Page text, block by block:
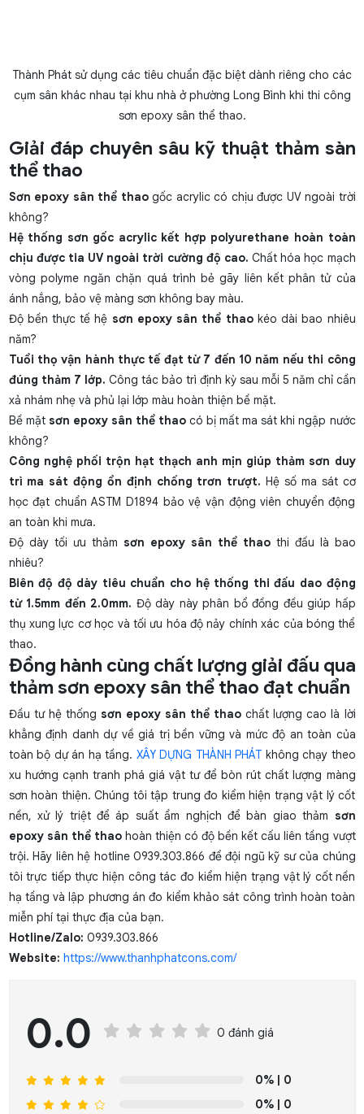
Thành Phát sử dụng các tiêu chuẩn đặc biệt dành riêng cho các
cụm sân khác nhau tại khu nhà ở phường Long Bình khi thi công
sơn epoxy sân thể thao.
Giải đáp chuyên sâu kỹ thuật thảm sàn
thể thao
Sơn epoxy sân thể thaogốc acrylic có chịu được UV ngoài trời
không?
Hệ thống sơn gốc acrylic kết hợp polyurethane hoàn toàn
chịu được tia UV ngoài trời cường độ cao. Chất hóa học mạch
vòng polyme ngăn chặn quá trình bẻ gãy liên kết phân tử của
ánh nắng, bảo vệ màng sơn không bay màu.
Độ bền thực tế hệ sơn epoxy sân thể thaokéo dài bao nhiêu
năm?
Tuổi thọ vận hành thực tế đạt từ 7 đến 10 năm nếu thi công
đúng thảm 7 lớp. Công tác bảo trì định kỳ sau mỗi 5 năm chỉ cần
xả nhám nhẹ và phủ lại lớp màu hoàn thiện bề mặt.
Bề mặt sơn epoxy sân thể thaocó bị mất ma sát khi ngập nước
không?
Công nghệ phối trộn hạt thạch anh mịn giúp thảm sơn duy
trì ma sát động ổn định chống trơn trượt. Hệ số ma sát cơ
học đạt chuẩn ASTM D1894 bảo vệ vận động viên chuyển động
an toàn khi mưa.
Độ dày tối ưu thảm sơn epoxy sân thể thaothi đấu là bao
nhiêu?
Biên độ độ dày tiêu chuẩn cho hệ thống thi đấu dao động
từ 1.5mm đến 2.0mm. Độ dày này phân bổ đồng đều giúp hấp
thụ xung lực cơ học và tối ưu hóa độ nảy chính xác của bóng thể
thao.
Đồng hành cùng chất lượng giải đấu qua
thảm sơn epoxy sân thể thao đạt chuẩn
Đầu tư hệ thống sơn epoxy sân thể thao chất lượng cao là lời
khẳng định danh dự về giá trị bền vững và mức độ an toàn của
toàn bộ dự án hạ tầng. XÂY DỰNG THÀNH PHÁT không chạy theo
xu hướng cạnh tranh phá giá vật tư để bòn rút chất lượng màng
sơn hoàn thiện. Chúng tôi tập trung đo kiểm hiện trạng vật lý cốt
nền, xử lý triệt để áp suất ẩm nghịch để bàn giao thảm sơn
epoxy sân thể thaohoàn thiện có độ bền kết cấu liên tầng vượt
trội. Hãy liên hệ hotline 0939.303.866 để đội ngũ kỹ sư của chúng
tôi trực tiếp thực hiện công tác đo kiểm hiện trạng vật lý cốt nền
hạ tầng và lập phương án đo kiểm khảo sát công trình hoàn toàn
miễn phí tại thực địa của bạn.
Hotline/Zalo: 0939.303.866
Website: https://www.thanhphatcons.com/
0.0 0 đánh giá
0% | 0
0% | 0